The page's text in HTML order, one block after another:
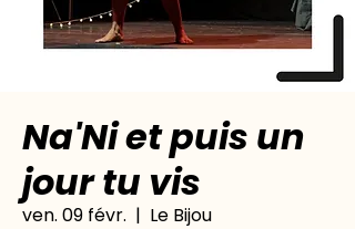
Na'Ni et puis un
jour tu vis
ven. 09 févr.
  |
Le Bijou